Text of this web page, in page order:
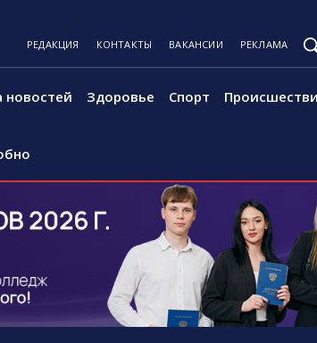
РЕДАКЦИЯ КОНТАКТЫ ВАКАНСИИ РЕКЛАМА
новостей Здоровье Спорт